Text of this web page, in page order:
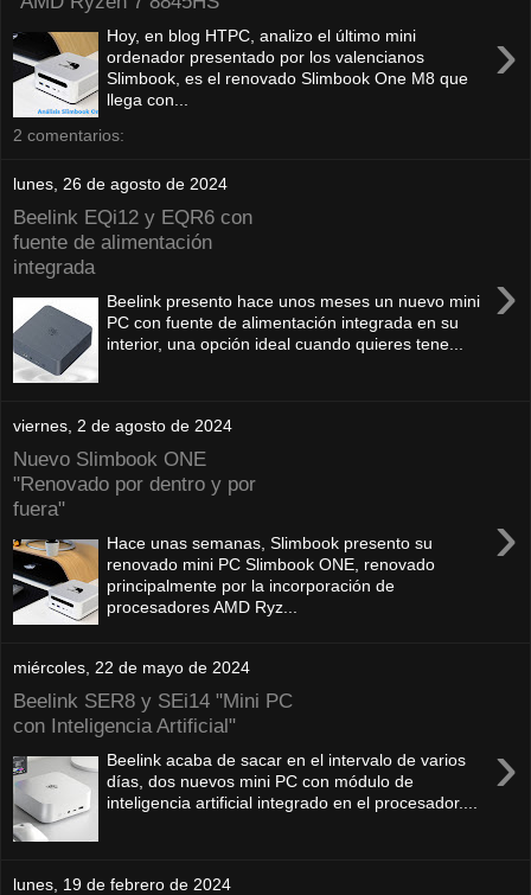
›
Hoy, en blog HTPC, analizo el último mini
ordenador presentado por los valencianos
Slimbook, es el renovado Slimbook One M8 que
llega con...
2 comentarios:
lunes, 26 de agosto de 2024
Beelink EQi12 y EQR6 con
fuente de alimentación
integrada
›
Beelink presento hace unos meses un nuevo mini
PC con fuente de alimentación integrada en su
interior, una opción ideal cuando quieres tene...
viernes, 2 de agosto de 2024
Nuevo Slimbook ONE
"Renovado por dentro y por
fuera"
›
Hace unas semanas, Slimbook presento su
renovado mini PC Slimbook ONE, renovado
principalmente por la incorporación de
procesadores AMD Ryz...
miércoles, 22 de mayo de 2024
Beelink SER8 y SEi14 "Mini PC
con Inteligencia Artificial"
›
Beelink acaba de sacar en el intervalo de varios
días, dos nuevos mini PC con módulo de
inteligencia artificial integrado en el procesador....
lunes, 19 de febrero de 2024